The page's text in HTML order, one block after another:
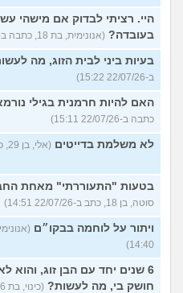
היי. רציתי לבדוק אם מישהי
בעובדה? (אנונימית, בת 18, כתבה ב-22/07/26 15:31)
בעיות ביני לבית הזוג, מה
ב-22/07/26 15:22)
האם להיות חרמנית בגילי
כתבה ב-22/07/26 15:11)
לא משלמת בדייטים (אלי, בן 29, כתב ב-22/07/26 15:00)
בטעות "התעוררתי" מאחת
סוטה, בן 18, כתב ב-22/07/26 14:51)
ויתור על לוחמה בבקו״ם
14:40)
6 שנים יחד עם הבן זוג, והוא
חושק בי, מה לעשות?